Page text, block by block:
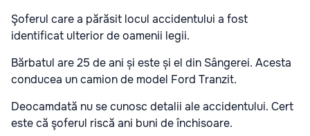
Şoferul care a părăsit locul accidentului a fost
identificat ulterior de oamenii legii.
Bărbatul are 25 de ani și este și el din Sângerei. Acesta
conducea un camion de model Ford Tranzit.
Deocamdată nu se cunosc detalii ale accidentului. Cert
este că şoferul riscă ani buni de închisoare.